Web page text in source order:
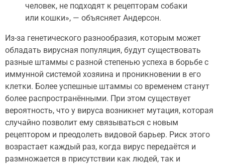
человек, не подходят к рецепторам собаки
или кошки», — объясняет Андерсон.
Из-за генетического разнообразия, которым может
обладать вирусная популяция, будут существовать
разные штаммы с разной степенью успеха в борьбе с
иммунной системой хозяина и проникновении в его
клетки. Более успешные штаммы со временем станут
более распространёнными. При этом существует
вероятность, что у вируса возникнет мутация, которая
случайно позволит ему связываться с новым
рецептором и преодолеть видовой барьер. Риск этого
возрастает каждый раз, когда вирус передаётся и
размножается в присутствии как людей, так и